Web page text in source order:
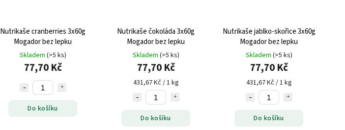
Nutrikaše cranberries 3x60g
Mogador bez lepku
Skladem (>5 ks)
77,70 Kč
Do košíku
Nutrikaše čokoláda 3x60g
Mogador bez lepku
Skladem (>5 ks)
77,70 Kč
431,67 Kč / 1 kg
Do košíku
Nutrikaše jablko-skořice 3x60g
Mogador bez lepku
Skladem (>5 ks)
77,70 Kč
431,67 Kč / 1 kg
Do košíku